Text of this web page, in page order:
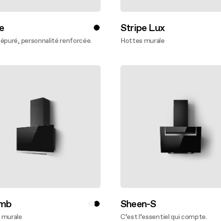
personnalité renforcée.
Stripe Lux
Hottes murale
Sheen-S
C’est l’essentiel qui compte.